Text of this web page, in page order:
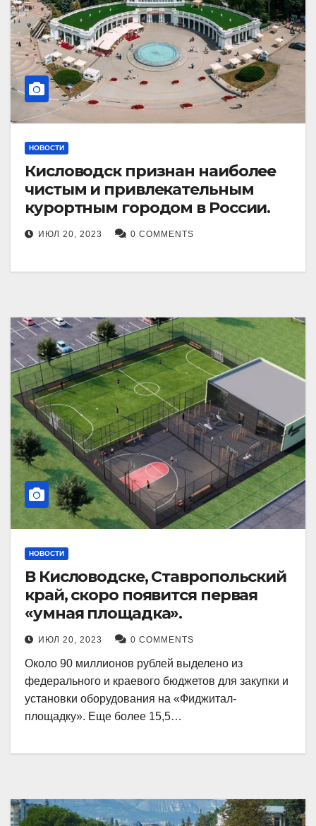
НОВОСТИ
Кисловодск признан наиболее
чистым и привлекательным
курортным городом в России.
ИЮЛ 20, 2023 0 COMMENTS
НОВОСТИ
В Кисловодске, Ставропольский
край, скоро появится первая
«умная площадка».
ИЮЛ 20, 2023 0 COMMENTS
Около 90 миллионов рублей выделено из
федерального и краевого бюджетов для закупки и
установки оборудования на «Фиджитал-
площадку». Еще более 15,5…